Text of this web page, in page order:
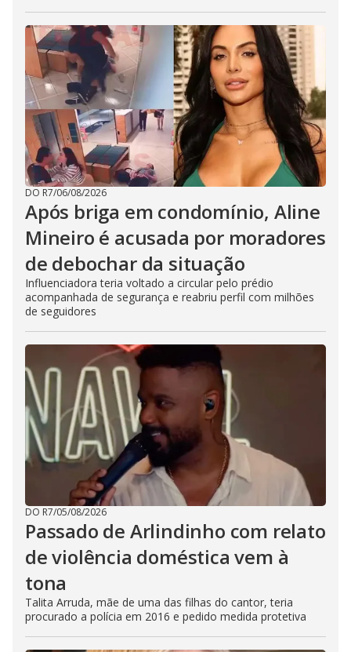
DO R7/06/08/2026
Após briga em condomínio, Aline
Mineiro é acusada por moradores
de debochar da situação
Influenciadora teria voltado a circular pelo prédio
acompanhada de segurança e reabriu perfil com milhões
de seguidores
DO R7/05/08/2026
Passado de Arlindinho com relato
de violência doméstica vem à
tona
Talita Arruda, mãe de uma das filhas do cantor, teria
procurado a polícia em 2016 e pedido medida protetiva